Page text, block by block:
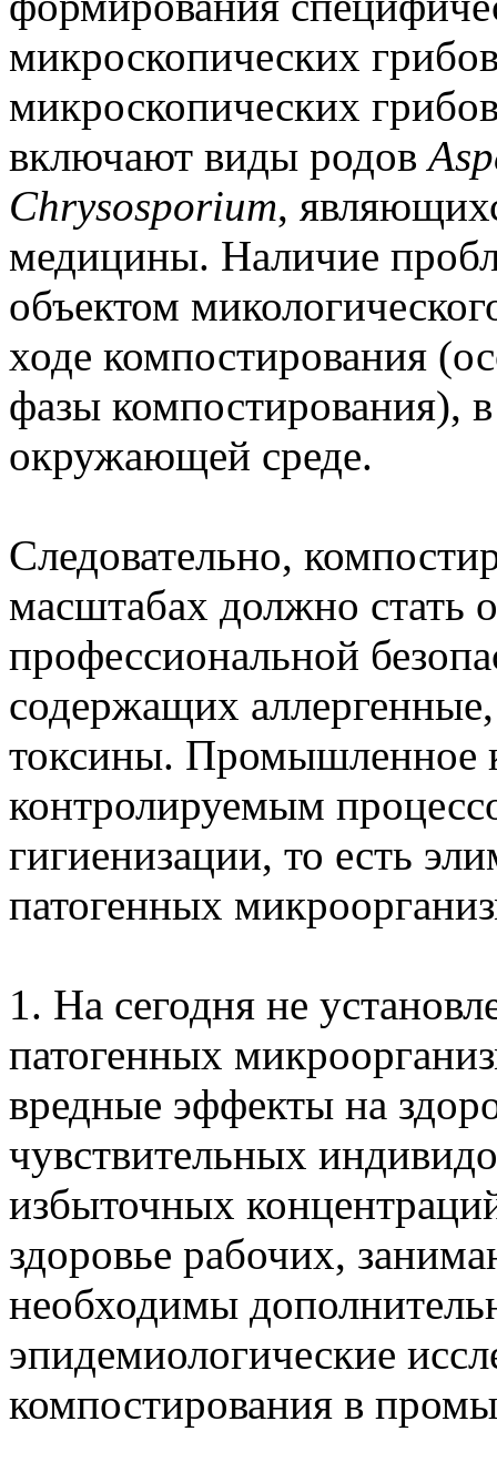
микроскопических
микроскопических
включают виды родов
Chrysosporium,
медицины. Наличие
объектом
ходе компостирования
фазы компостирования),
окружающей среде.
Следовательно,
масштабах должно стать
профессиональной
содержащих
токсины. Промышленное
контролируемым
гигиенизации, то есть
патогенных
1. На сегодня не
патогенных
вредные эффекты на
чувствительных
избыточных
здоровье рабочих,
необходимы
эпидемиологические
компостирования в